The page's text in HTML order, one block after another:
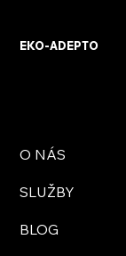
EKO-ADEPTO
O NÁS
SLUŽBY
BLOG